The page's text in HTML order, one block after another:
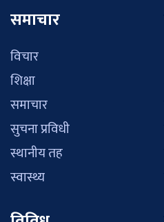
समाचार
विचार
शिक्षा
समाचार
सुचना प्रविधी
स्थानीय तह
स्वास्थ्य